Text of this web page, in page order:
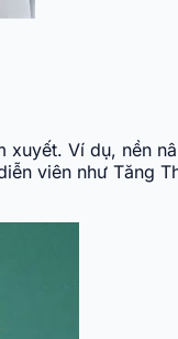
Ví dụ, nền
viên như Tăng